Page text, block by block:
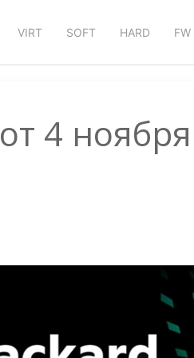
VIRT SOFT HARD FW
4